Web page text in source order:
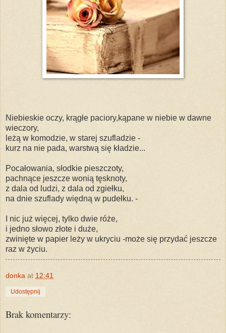
Niebieskie oczy, krągłe paciory,kąpane w niebie w dawne
wieczory,
leżą w komodzie, w starej szufladzie -
kurz na nie pada, warstwą się kładzie...
Pocałowania, słodkie pieszczoty,
pachnące jeszcze wonią tęsknoty,
z dala od ludzi, z dala od zgiełku,
na dnie szuflady więdną w pudełku. -
I nic już więcej, tylko dwie róże,
i jedno słowo złote i duże,
zwinięte w papier leży w ukryciu -może się przydać jeszcze
raz w życiu.
donka at 12:41
Udostępnij
Brak komentarzy: